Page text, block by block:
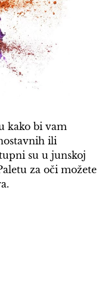
kako bi vam
ili
su u junskoj
za oči možete